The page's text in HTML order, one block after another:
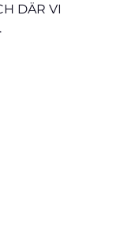
DÄR VI